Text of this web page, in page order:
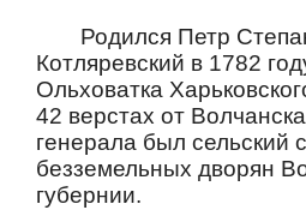
Родился Петр
Котляревский в 1782
Ольховатка
42 верстах от
генерала был сельский
безземельных дворян
губернии.